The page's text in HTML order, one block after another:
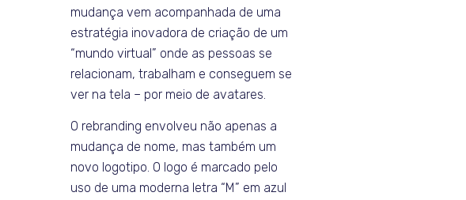
mudança vem acompanhada de uma
estratégia inovadora de criação de um
“mundo virtual” onde as pessoas se
relacionam, trabalham e conseguem se
ver na tela – por meio de avatares.
O rebranding envolveu não apenas a
mudança de nome, mas também um
novo logotipo. O logo é marcado pelo
uso de uma moderna letra “M” em azul